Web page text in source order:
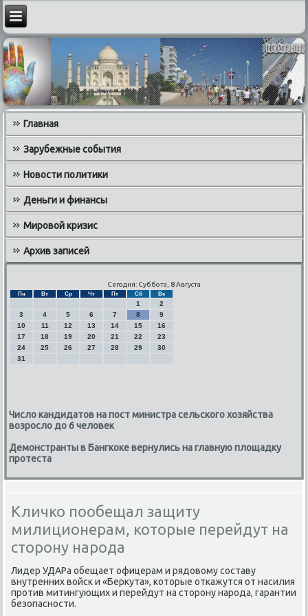
Главная
Зарубежные события
Новости политики
Деньги и финансы
Мировой кризис
Архив записей
Сегодня: Суббота, 8 Августа
Пн Вт Ср Чт Пт Сб Вс
1
2
3
4 5 6 7 8
9
10
11 12 13 14 15
16
17
18 19 20 21 22
23
24
25 26 27 28 29
30
31
Число кандидатов на пост министра сельского хозяйства
возросло до 6 человек
Демонстранты в Бангкоке вернулись на главную площадку
протеста
Кличко пообещал защиту
милиционерам, которые перейдут на
сторону народа
Лидер УДАРа обещает офицерам и рядовому составу
внутренних войск и «Беркута», которые откажутся от насилия
против митингующих и перейдут на сторону народа, гарантии
безопасности.